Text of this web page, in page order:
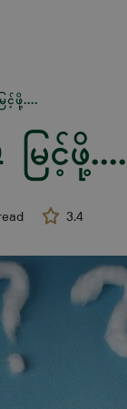
င့်ဖို့....
ြင့်ဖို့....
3.4